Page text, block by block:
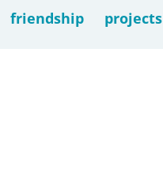
friendship projects